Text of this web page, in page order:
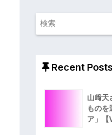
Recent Posts
山﨑天
もの
ア」【